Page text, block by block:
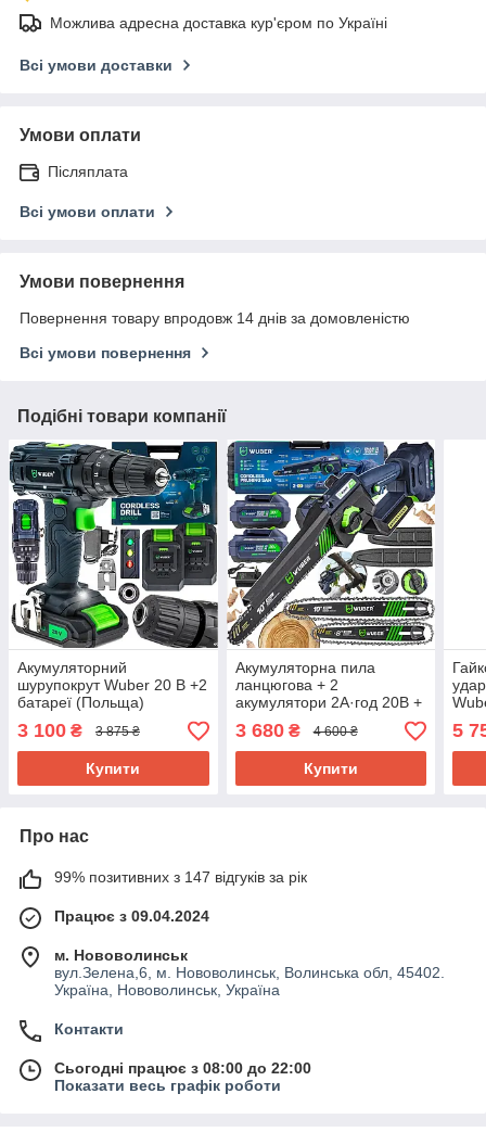
Можлива адресна доставка кур'єром по Україні
Всі умови доставки
Умови оплати
Післяплата
Всі умови оплати
Умови повернення
Повернення товару впродовж 14 днів за домовленістю
Всі умови повернення
Подібні товари компанії
Акумуляторний
шурупокрут Wuber 20 В +2
батареї (Польща)
3 100 ₴ 3 875 ₴
Купити
Акумуляторна пила
ланцюгова + 2
акумулятори 2А·год 20В +
2 шини Wuber (Польща)
3 680₴ 4 600 ₴
Купити
5
Про нас
99% позитивних з 147 відгуків за рік
Працює з 09.04.2024
м. Нововолинськ
вул.Зелена,6, м. Нововолинськ, Волинська обл, 45402.
Україна, Нововолинськ, Україна
Контакти
Сьогодні працює з 08:00 до 22:00
Показати весь графік роботи